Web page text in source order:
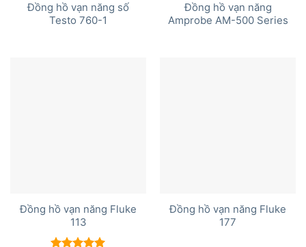
Đồng hồ vạn năng số
Testo 760-1
Đồng hồ vạn năng
Amprobe AM-500 Series
Đồng hồ vạn năng Fluke
113
Đồng hồ vạn năng Fluke
177